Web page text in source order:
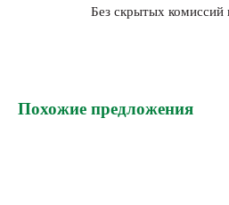
Без скрытых комиссий
Похожие предложения